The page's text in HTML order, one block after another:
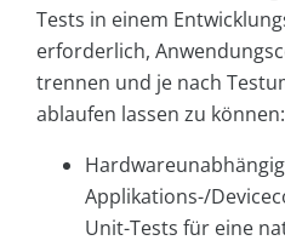
Tests in einem
erforderlich,
trennen und je nach
ablaufen lassen zu können:
Applikations-/
Unit-Tests für eine